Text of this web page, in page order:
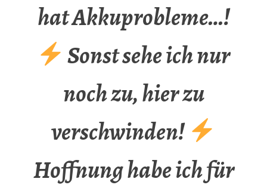
hat Akkuprobleme…!
Sonst sehe ich nur
noch zu, hier zu
verschwinden!
Hoffnung habe ich für